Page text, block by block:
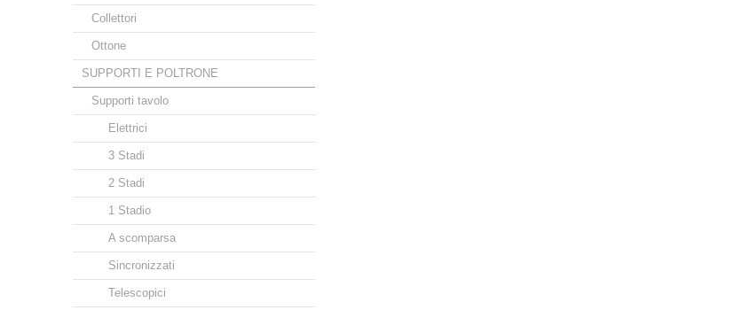
Collettori
Ottone
SUPPORTI E POLTRONE
Supporti tavolo
Elettrici
3 Stadi
2 Stadi
1 Stadio
A scomparsa
Sincronizzati
Telescopici